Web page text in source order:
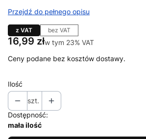
Przejdź do pełnego opisu
z VAT bez VAT
Cena
16,99 złw tym 23% VAT
w tym 23% VAT
Ceny podane bez kosztów dostawy.
Ilość
szt.
Dostępność:
mała ilość